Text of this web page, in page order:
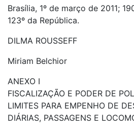
Brasília, 1º de março de 2011;
123º da República.
DILMA ROUSSEFF
Miriam Belchior
ANEXO I
FISCALIZAÇÃO E PODER DE
LIMITES PARA EMPENHO DE
DIÁRIAS, PASSAGENS E